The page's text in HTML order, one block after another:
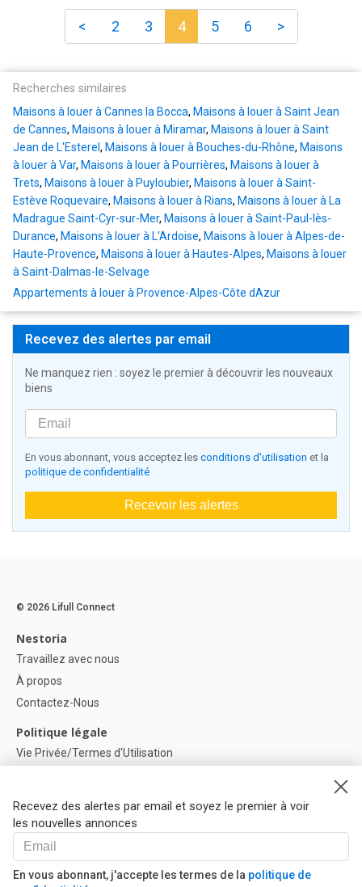
< 2 3 4 5 6 >
Recherches similaires
Maisons à louer à Cannes la Bocca, Maisons à louer à Saint Jean
de Cannes, Maisons à louer à Miramar, Maisons à louer à Saint
Jean de L'Esterel , Maisons à louer à Bouches-du-Rhône, Maisons
à louer à Var, Maisons à louer à Pourrières, Maisons à louer à
Trets, Maisons à louer à Puyloubier, Maisons à louer à Saint-
Estève Roquevaire, Maisons à louer à Rians, Maisons à louer à La
Madrague Saint-Cyr-sur-Mer, Maisons à louer à Saint-Paul-lès-
Durance, Maisons à louer à L'Ardoise, Maisons à louer à Alpes-de-
Haute-Provence, Maisons à louer à Hautes-Alpes, Maisons à louer
à Saint-Dalmas-le-Selvage
Appartements à louer à Provence-Alpes-Côte dAzur
Recevez des alertes par email
Ne manquez rien : soyez le premier à découvrir les nouveaux
biens
En vous abonnant, vous acceptez les conditions d'utilisation et la
politique de confidentialité
Recevoir les alertes
Recevez des alertes par email et soyez le premier à voir
les nouvelles annonces
En vous abonnant, j'accepte les termes de la politique de
© 2026 Lifull Connect
Nestoria
Travaillez avec nous
À propos
Contactez-Nous
Politique légale
Vie Privée/Termes d'Utilisation
Paramètres des cookies
Aide
FAQ